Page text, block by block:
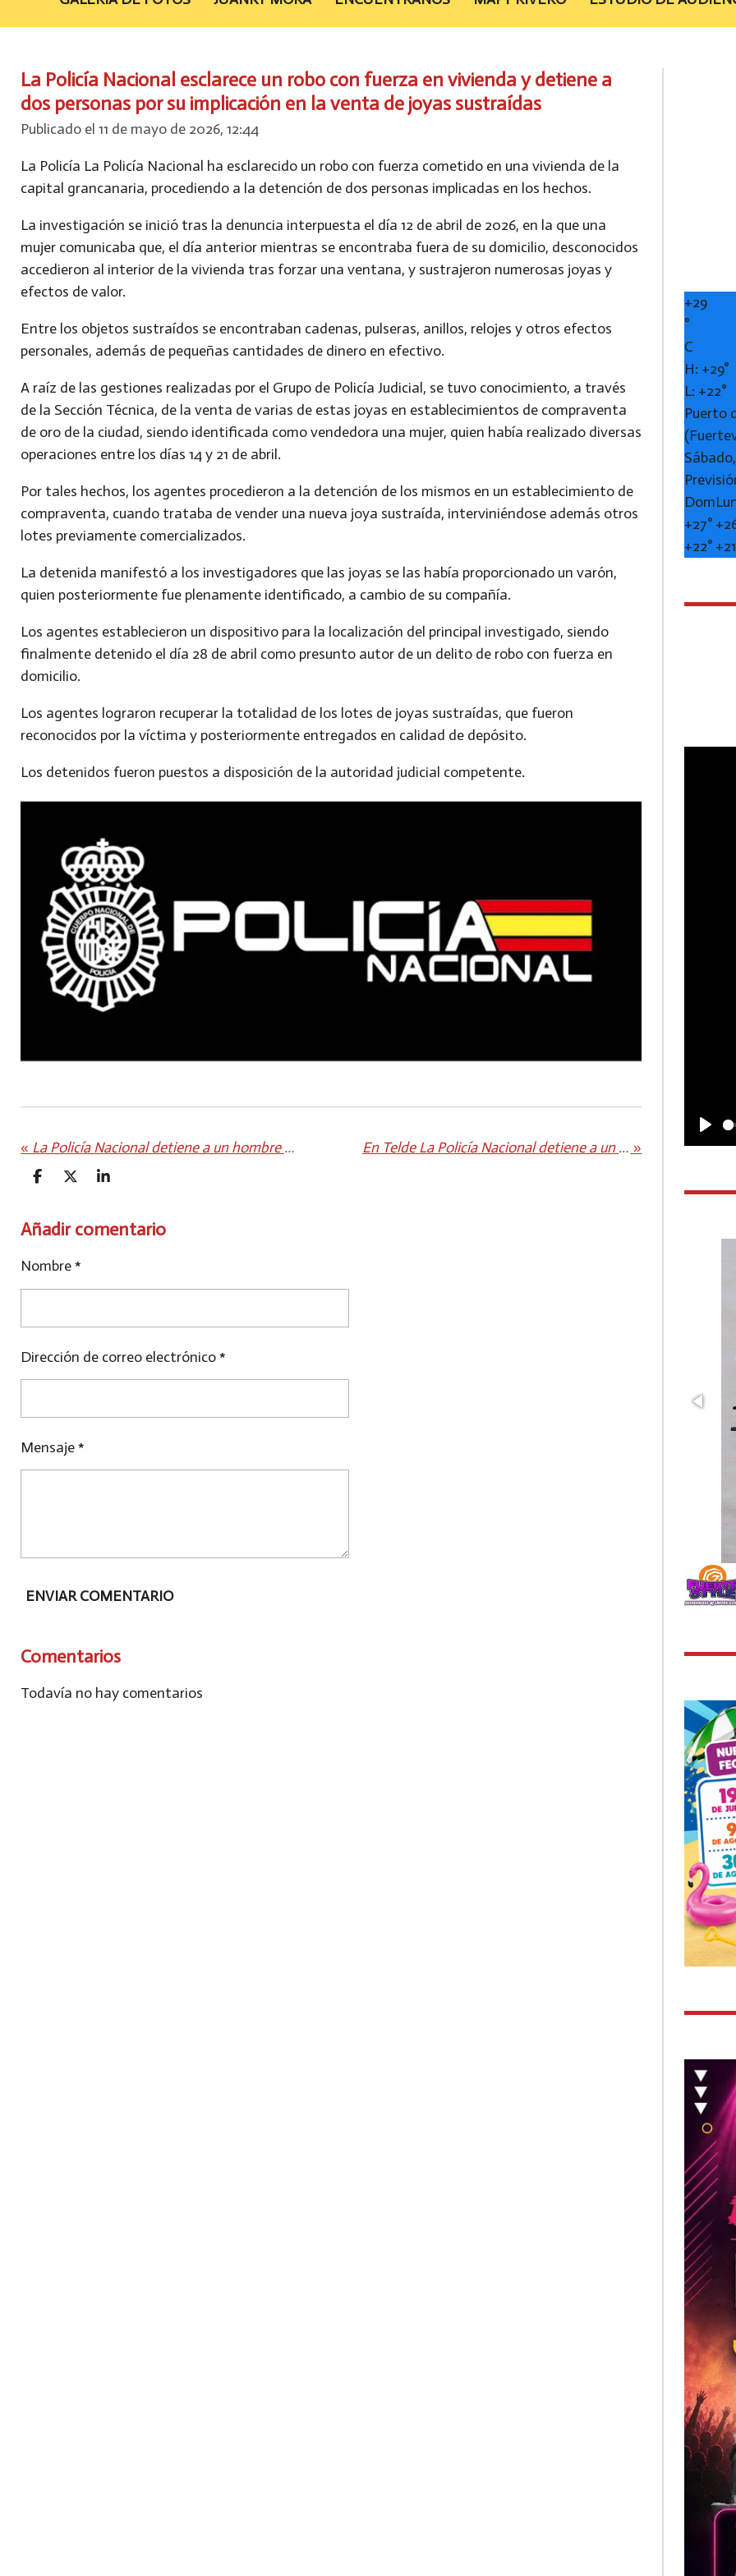
La Policía Nacional esclarece un robo con fuerza en vivienda y detiene a
dos personas por su implicación en la venta de joyas sustraídas
Publicado el 11 de mayo de 2026, 12:44
La Policía La Policía Nacional ha esclarecido un robo con fuerza cometido en una vivienda de la
capital grancanaria, procediendo a la detención de dos personas implicadas en los hechos.
La investigación se inició tras la denuncia interpuesta el día 12 de abril de 2026, en la que una
mujer comunicaba que, el día anterior mientras se encontraba fuera de su domicilio, desconocidos
accedieron al interior de la vivienda tras forzar una ventana, y sustrajeron numerosas joyas y
efectos de valor.
Entre los objetos sustraídos se encontraban cadenas, pulseras, anillos, relojes y otros efectos
personales, además de pequeñas cantidades de dinero en efectivo.
A raíz de las gestiones realizadas por el Grupo de Policía Judicial, se tuvo conocimiento, a través
de la Sección Técnica, de la venta de varias de estas joyas en establecimientos de compraventa
de oro de la ciudad, siendo identificada como vendedora una mujer, quien había realizado diversas
operaciones entre los días 14 y 21 de abril.
Por tales hechos, los agentes procedieron a la detención de los mismos en un establecimiento de
compraventa, cuando trataba de vender una nueva joya sustraída, interviniéndose además otros
lotes previamente comercializados.
La detenida manifestó a los investigadores que las joyas se las había proporcionado un varón,
quien posteriormente fue plenamente identificado, a cambio de su compañía.
Los agentes establecieron un dispositivo para la localización del principal investigado, siendo
finalmente detenido el día 28 de abril como presunto autor de un delito de robo con fuerza en
domicilio.
Los agentes lograron recuperar la totalidad de los lotes de joyas sustraídas, que fueron
reconocidos por la víctima y posteriormente entregados en calidad de depósito.
Los detenidos fueron puestos a disposición de la autoridad judicial competente.
« La Policía Nacional detiene a un hombre por tráfico de drogas En Telde La Policía Nacional detiene a un varón por simular durante meses ser víctima de varios de delitos »
C
P
A
T
I
C
P
A
T
I
C
P
A
I
Añadir comentario
Nombre *
Dirección de correo electrónico *
Mensaje *
ENVIAR COMENTARIO
Comentarios
Todavía no hay comentarios
+29
°
C
H: +29°
L: +22°
Puerto
Dom
+27° +
+22° +
P
a